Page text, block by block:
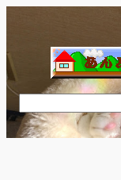
を
ス
キ
ッ
プ
索